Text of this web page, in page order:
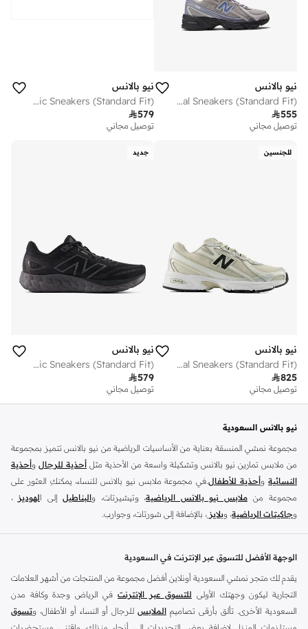
نيو بالانس
Kids 740 Lace casual Sneakers (Standard Fit)
555
توصيل مجاني
نيو بالانس
Women's 680 v9 athletic Sneakers (Standard Fit)
579
توصيل مجاني
للجنسين
نيو بالانس
Unisex 740 casual Sneakers (Standard Fit)
825
توصيل مجاني
جديد
نيو بالانس
Women's Fresh Foam 680 v8 athletic Sneakers (Standard Fit)
579
توصيل مجاني
نيو بالانس السعودية
مجموعة نمشي المنسقة بعناية من الأساسيات الرياضية من نيو بالانس تتميز بمجموعة
من ملابس تمارين نيو بالانس وتشكيلة واسعة من الأحذية مثل أحذية للرجال وأحذية
النسائية وأحذية للأطفال.في مجموعة ملابس نيو بالانس للنساء، يمكنكِ العثور على
مجموعة من ملابس نيو بالانس الرياضية، وتيشيرتات، والبناطيل إلى الهوديز ،
وجاكيتات الرياضية، وبلايز ، بالإضافة إلى شورتات، وجوارب.
تسوقأزياء الرجال من نيو بالانسللملابس المناسبة للتمرين مثلالملابس الرياضية
التيشرتات الهوديات و سويت شيرتات
قماش وبناطيل متنوعة والجوارب و الملابس الداخلية و
ملابس نيو بلانس والأحذيةبشكل أفضل مع المناسبات الغير رسمية والرياضية وأسلوب
الحياة العادي بالإضافة إلى المناسبات المتعلقة بالركض والتدريب. تسوق أحذية تريل من
نيو بالانس للرجال لرحلتك القادمة في المشي لمسافات طويلة. اشترِأحذية للرجال
الوجهة الأفضل للتسوق عبر الإنترنت في السعودية
يقدم لك متجر نمشي السعودية أونلاين أفضل مجموعة من المنتجات من أشهر العلامات
التجارية ليكون وجهتك الأولى للتسوق عبر الإنترنت في الرياض وجدة وكافة مدن
السعودية الأخرى. تألق بأرقى تصاميم الملابس للرجال أو النساء أو الأطفال، وتسوق